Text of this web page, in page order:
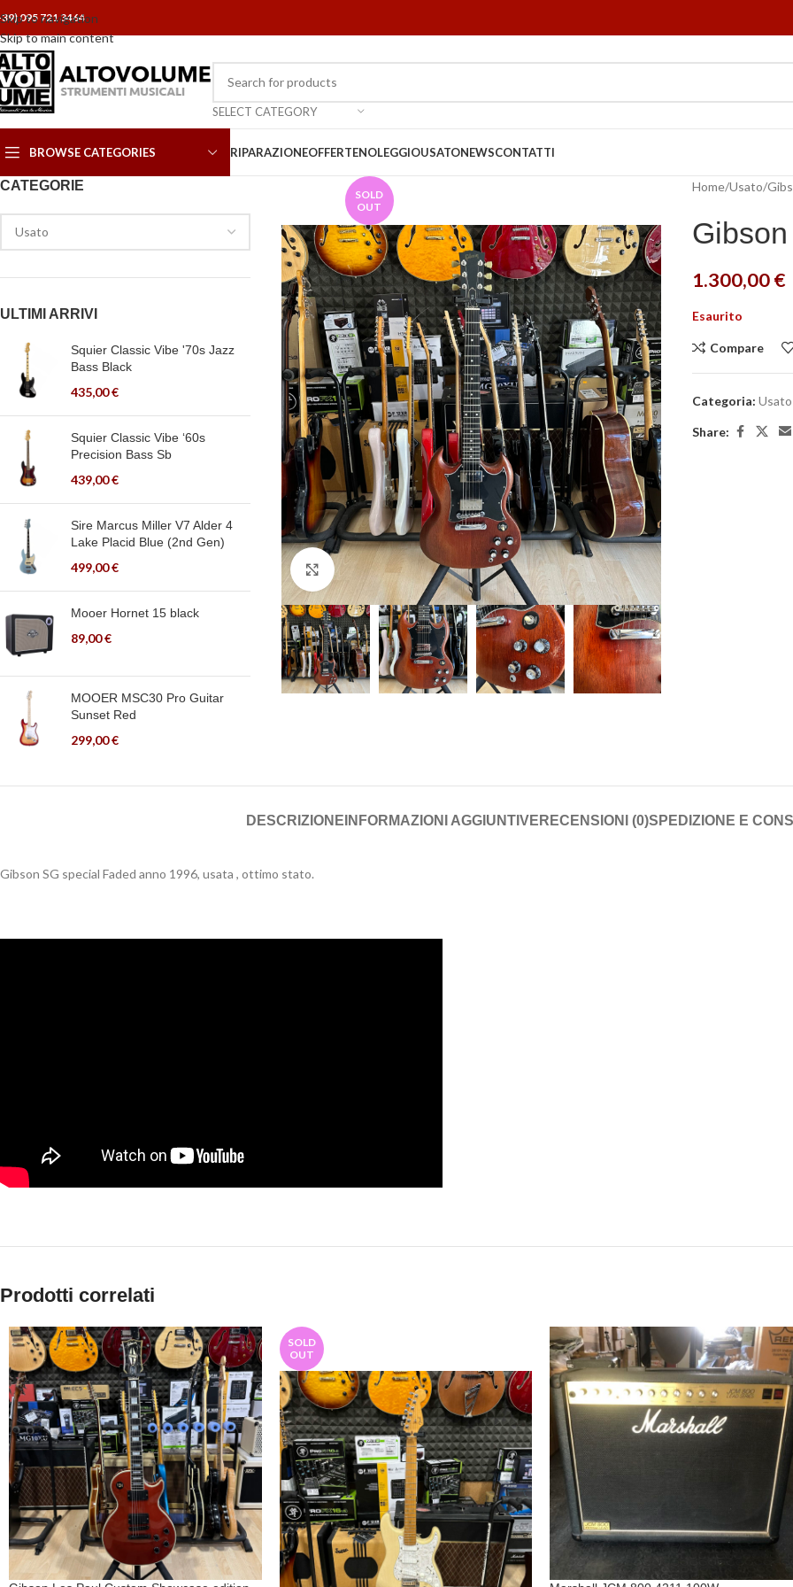
Skip to navigation
Skip to main content
095 721 3464
SELECT CATEGORY
BROWSE CATEGORIES RIPARAZIONEOFFERTENOLEGGIOUSATONEWSCONTATTI
CATEGORIE
ULTIMI ARRIVI
Squier Classic Vibe '70s Jazz
Bass Black
435,00€
Squier Classic Vibe ‘60s
Precision Bass Sb
439,00€
Sire Marcus Miller V7 Alder 4
Lake Placid Blue (2nd Gen)
499,00€
Mooer Hornet 15 black
89,00€
MOOER MSC30 Pro Guitar
Sunset Red
299,00€
SOLD
OUT
Click to enlarge
Home Usato
1.300,00€
Esaurito
Compare
Categoria: Usato
Share:
DESCRIZIONE INFORMAZIONI AGGIUNTIVE RECENSIONI (0)SPEDIZIONE E
Gibson SG special Faded anno 1996, usata , ottimo stato.
Prodotti correlati
SOLD
OUT